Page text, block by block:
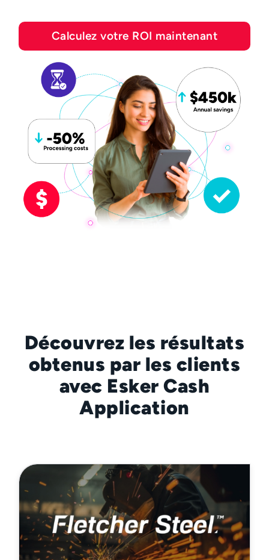
Calculez votre ROI maintenant
Découvrez les résultats
obtenus par les clients
avec Esker Cash
Application